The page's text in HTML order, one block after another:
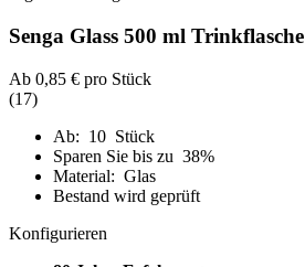
Senga Glass 500 ml Trinkflasche
Ab 0,85 € pro Stück
(17)
Ab: 10 Stück
Sparen Sie bis zu 38%
Material: Glas
Bestand wird geprüft
Konfigurieren